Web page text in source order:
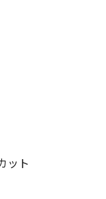
ット